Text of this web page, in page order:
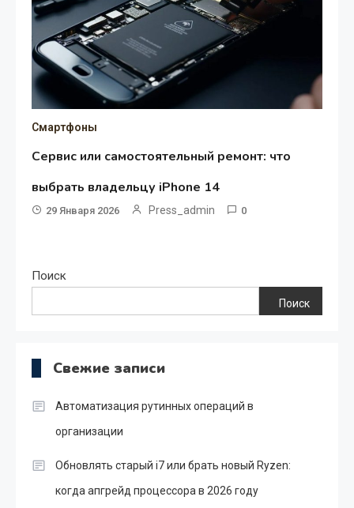
Смартфоны
Сервис или самостоятельный ремонт: что
выбрать владельцу iPhone 14
29 Января 2026 Press_admin 0
Поиск
Поиск
Свежие записи
Автоматизация рутинных операций в
организации
Обновлять старый i7 или брать новый Ryzen:
когда апгрейд процессора в 2026 году